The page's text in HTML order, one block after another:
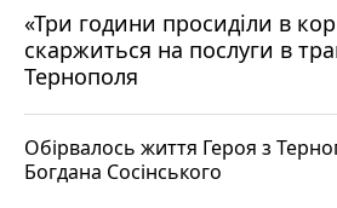
«Три години просиділи в
скаржиться на послуги в
Тернополя
10 годин тому
Обірвалось життя Героя з
Богдана Сосінського